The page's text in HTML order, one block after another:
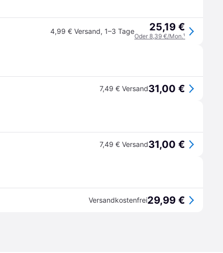
4,99 € Versand, 1–3 Tage 25,19 €
Oder 8,39 €/Mon.¹
7,49 € Versand31,00 €
7,49 € Versand31,00 €
Versandkostenfrei29,99 €